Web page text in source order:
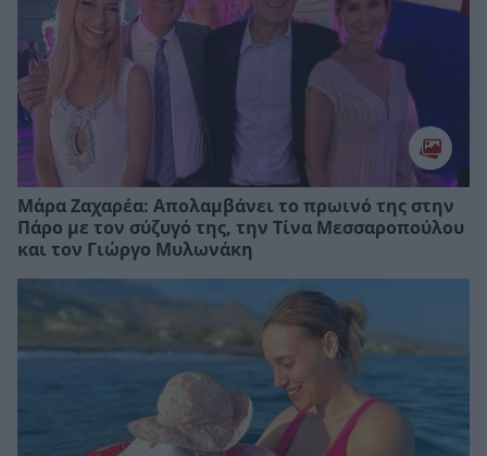
Μάρα Ζαχαρέα: Απολαμβάνει το πρωινό της στην
Πάρο με τον σύζυγό της, την Τίνα Μεσσαροπούλου
και τον Γιώργο Μυλωνάκη